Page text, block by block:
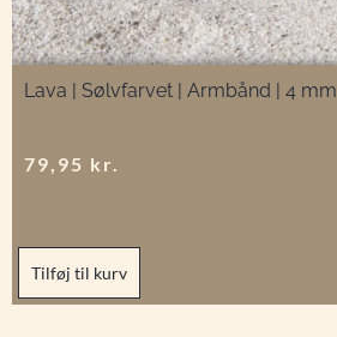
Lava | Sølvfarvet | Armbånd | 4
79,95 kr.
Tilføj til kurv